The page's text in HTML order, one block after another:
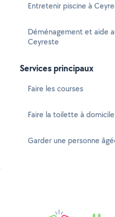
Entretenir piscine à
Déménagement et aide
Ceyreste
Services principaux
Faire les courses
Faire la toilette à domicile
Garder une personne